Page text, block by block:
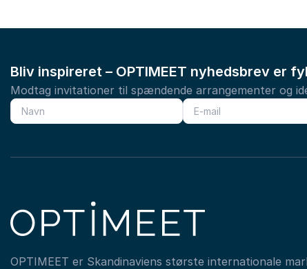
Bliv inspireret – OPTIMEET nyhedsbrev er
Modtag invitationer til spændende arrangementer og
OPTIMEET er Skandinaviens største internationale